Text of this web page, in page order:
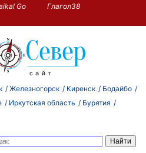
Go
Глагол38
Железногорск Киренск
Бодайбо
Иркутская область
Бурятия